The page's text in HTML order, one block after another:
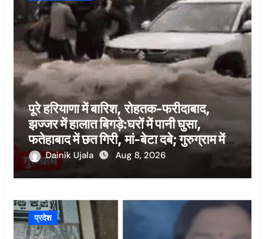
पूरे हरियाणा में बारिश, रोहतक-फरीदाबाद,
झज्जर में हालात बिगड़े:घरों में पानी घुसा,
फतेहाबाद में छत गिरी, मां-बेटा दबे; गुरुग्राम में
कंधे पर उठाई बाइक
Dainik Ujala Aug 8, 2026
प्रदेश